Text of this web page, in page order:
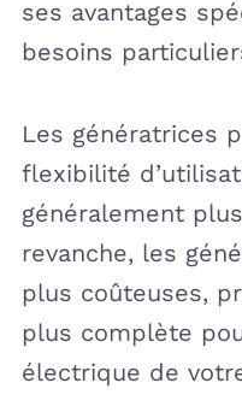
ses avantages
besoins
Les génératrices
flexibilité
généralement
revanche, les
plus coûteuses,
plus complète
électrique de